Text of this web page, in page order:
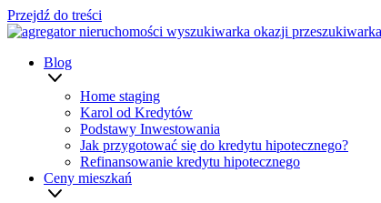
Przejdź do treści
Blog
Home staging
Karol od Kredytów
Podstawy Inwestowania
Jak przygotować się do kredytu hipotecznego?
Refinansowanie kredytu hipotecznego
Ceny mieszkań